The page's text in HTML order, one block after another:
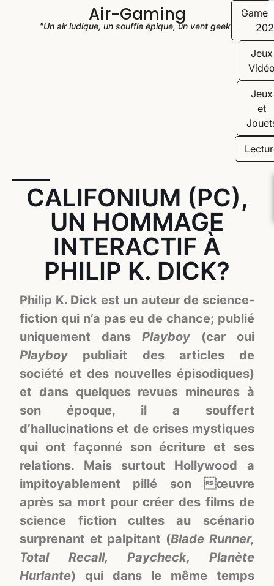
Air-Gaming
"Un air ludique, un souffle épique, un vent geek"
Jeux
Jeux
et
CALIFONIUM (PC),
UN HOMMAGE
INTERACTIF À
PHILIP K. DICK?
Philip K. Dick est un auteur de science-
fiction qui n’a pas eu de chance; publié
uniquement dans Playboy (car oui
Playboy publiait des articles de
société et des nouvelles épisodiques)
et dans quelques revues mineures à
son époque, il a souffert
d’hallucinations et de crises mystiques
qui ont façonné son écriture et ses
relations. Mais surtout Hollywood a
impitoyablement pillé son œuvre
après sa mort pour créer des films de
science fiction cultes au scénario
surprenant et palpitant (Blade Runner,
Total Recall, Paycheck, Planète
Hurlante) qui dans le même temps